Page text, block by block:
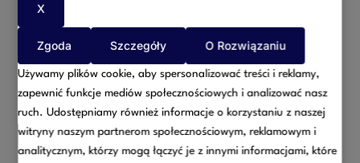
Więcej
X
Zgoda Szczegóły O Rozwiązaniu
Używamy plików cookie, aby spersonalizować treści i reklamy,
zapewnić funkcje mediów społecznościowych i analizować nasz
ruch. Udostępniamy również informacje o korzystaniu z naszej
witryny naszym partnerom społecznościowym, reklamowym i
analitycznym, którzy mogą łączyć je z innymi informacjami, które